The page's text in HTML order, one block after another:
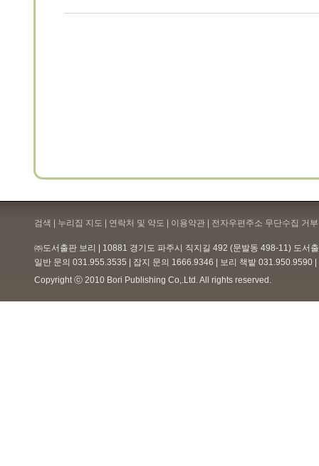
검색 | 누리집 지도 | 연락처 및 약도 | 이용약관 | 전자우편주소 무단수집 거
㈜도서출판 보리 | 10881 경기도 파주시 직지길 492 (문발동 498-11) 도서
일반 문의 031.955.3535 | 잡지 문의 1666.9346 | 보리 책밭 031.950.9590
Copyright ⓒ 2010 Bori Publishing Co,.Ltd. All rights reserved.